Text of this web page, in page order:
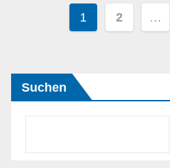
Weiterlesen
der
1 2 …
Suchen